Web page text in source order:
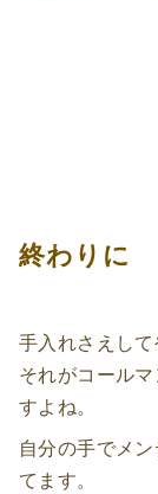
終わりに
手入れさえして
それがコール
すよね。
自分の手でメ
てます。